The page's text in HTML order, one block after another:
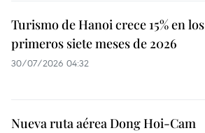
Turismo de Hanoi crece 15% en los
primeros siete meses de 2026
30/07/2026 04:32
Nueva ruta aérea Dong Hoi-Cam